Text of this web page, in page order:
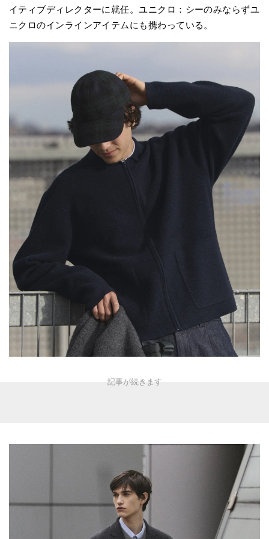
イティブディレクターに就任。ユニクロ：シーのみならずユ
ニクロのインラインアイテムにも携わっている。